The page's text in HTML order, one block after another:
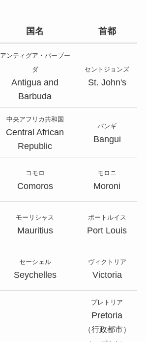
国名 首都
アンティグア・バーブー
ダ
Antigua and
Barbuda
セントジョンズ
St. John's
中央アフリカ共和国
Central African
Republic
バンギ
Bangui
コモロ
Comoros
モロニ
Moroni
モーリシャス
Mauritius
ポートルイス
Port Louis
セーシェル
Seychelles
ヴィクトリア
Victoria
プレトリア
Pretoria
（行政都市）